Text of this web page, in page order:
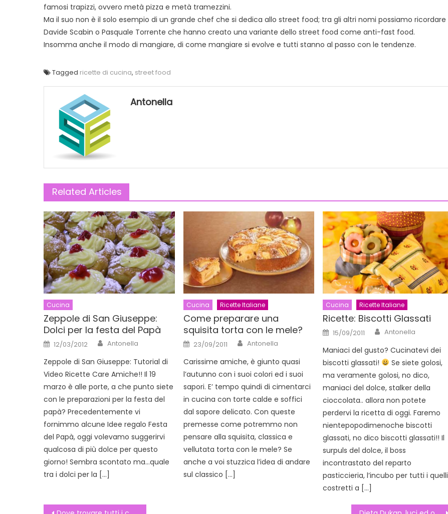
famosi trapizzi, ovvero metà pizza e metà tramezzini.
Ma il suo non è il solo esempio di un grande chef che si dedica allo street food; tra gli altri nomi possiamo ricordare
Davide Scabin o Pasquale Torrente che hanno creato una variante dello street food come anti-fast food.
Insomma anche il modo di mangiare, di come mangiare si evolve e tutti stanno al passo con le tendenze.
Tagged ricette di cucina, street food
Antonella
Related Articles
Cucina
Zeppole di San Giuseppe:
Dolci per la festa del Papà
Posted
on
12/03/2012 Author
Antonella
Zeppole di San Giuseppe: Tutorial di
Video Ricette Care Amiche!! Il 19
marzo è alle porte, a che punto siete
con le preparazioni per la festa del
papà? Precedentemente vi
fornimmo alcune Idee regalo Festa
del Papà, oggi volevamo suggerirvi
qualcosa di più dolce per questo
giorno! Sembra scontato ma…quale
tra i dolci per la […]
Cucina Ricette Italiane
Come preparare una
squisita torta con le mele?
Posted
on
23/09/2011 Author
Antonella
Carissime amiche, è giunto quasi
l’autunno con i suoi colori ed i suoi
sapori. E’ tempo quindi di cimentarci
in cucina con torte calde e soffici
dal sapore delicato. Con queste
premesse come potremmo non
pensare alla squisita, classica e
vellutata torta con le mele? Se
anche a voi stuzzica l’idea di andare
sul classico […]
Cucina Ricette Italiane
Ricette: Biscotti Glassati
Posted
on
15/09/2011 Author
Antonella
Maniaci del gusto? Cucinatevi dei
biscotti glassati!
Se siete golosi,
ma veramente golosi, no dico,
maniaci del dolce, stalker della
cioccolata.. allora non potete
perdervi la ricetta di oggi. Faremo
nientepopodimenoche biscotti
glassati, no dico biscotti glassati!! Il
surpuls del dolce, il boss
incontrastato del reparto
pasticcieria, l’incubo per tutti i quelli
costretti a […]